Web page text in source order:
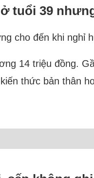
tuổi 39
cho đến khi nghỉ
14 triệu đồng.
thức bản thân